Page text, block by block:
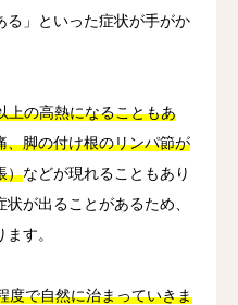
る」といった症状が手がか
上の高熱になることもあ
、脚の付け根のリンパ節が
）などが現れることもあり
が出ることがあるため、
す。
度で自然に治まっていきま